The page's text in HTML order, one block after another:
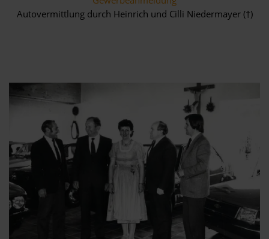
Autovermittlung durch Heinrich und Cilli Niedermayer (†)